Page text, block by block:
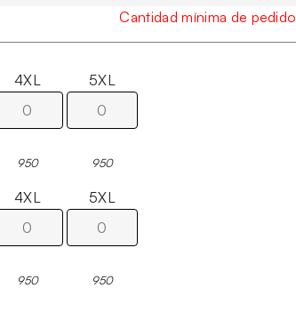
Cantidad mínima de pedido
4XL
950
5XL
950
4XL
950
5XL
950